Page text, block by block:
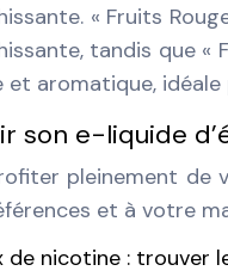
« Fruits
tandis que «
et aromatique,
son e-liquide
pleinement de
et à votre
de nicotine : trouver